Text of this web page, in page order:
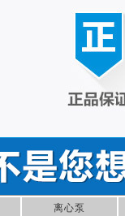
离心泵